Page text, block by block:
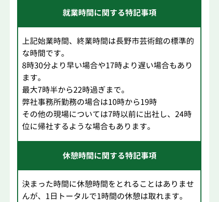
就業時間に関する特記事項
上記始業時間、終業時間は長野市芸術館の標準的
な時間です。
8時30分より早い場合や17時より遅い場合もあり
ます。
最大7時半から22時過ぎまで。
弊社事務所勤務の場合は10時から19時
その他の現場については7時以前に出社し、24時
位に帰社するような場合もあります。
休憩時間に関する特記事項
決まった時間に休憩時間をとれることはありませ
んが、1日トータルで1時間の休憩は取れます。